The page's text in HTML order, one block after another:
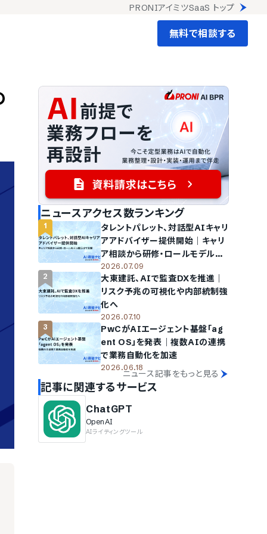
PRONIアイミツSaaS トップ
無料で相談する
ニュースアクセス数ランキング
1
タレントパレット、対話型AIキャリ
アアドバイザー提供開始｜キャリ
ア相談から研修・ロールモデル提
示まで支援
2026.07.09
2
大東建託、AIで監査DXを推進｜
リスク予兆の可視化や内部統制強
化へ
2026.07.10
3
PwCがAIエージェント基盤「ag
ent OS」を発表｜複数AIの連携
で業務自動化を加速
2026.06.18
ニュース記事をもっと見る
記事に関連するサービス
ChatGPT
OpenAI
AIライティングツール